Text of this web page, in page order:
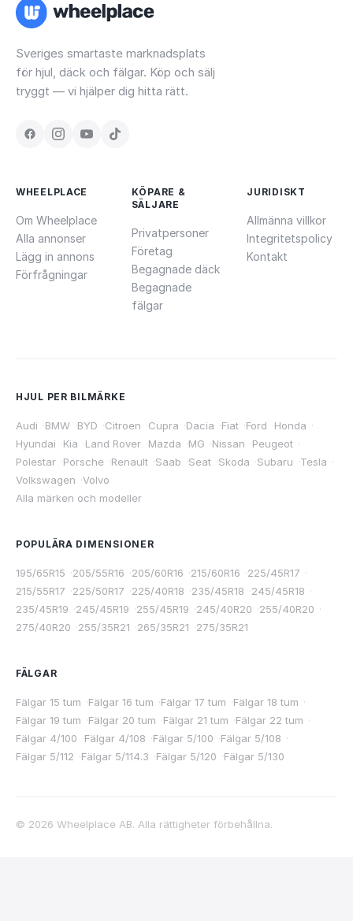
Sveriges smartaste marknadsplats
för hjul, däck och fälgar. Köp och sälj
tryggt — vi hjälper dig hitta rätt.
WHEELPLACE
Om Wheelplace
Alla annonser
Lägg in annons
Förfrågningar
KÖPARE &
SÄLJARE
Privatpersoner
Företag
Begagnade däck
Begagnade
fälgar
JURIDISKT
Allmänna villkor
Integritetspolicy
Kontakt
HJUL PER BILMÄRKE
Audi ·BMW ·BYD ·Citroen ·Cupra ·Dacia ·Fiat ·Ford ·Honda ·
Hyundai ·Kia ·Land Rover ·Mazda ·MG ·Nissan ·Peugeot ·
Polestar ·Porsche ·Renault ·Saab ·Seat ·Skoda ·Subaru ·Tesla ·
Volkswagen ·Volvo
Alla märken och modeller
POPULÄRA DIMENSIONER
195/65R15 ·205/55R16 ·205/60R16 ·215/60R16 ·225/45R17 ·
215/55R17 ·225/50R17 ·225/40R18 ·235/45R18 ·245/45R18 ·
235/45R19 ·245/45R19 ·255/45R19 ·245/40R20 ·255/40R20 ·
275/40R20 ·255/35R21 ·265/35R21 ·275/35R21
FÄLGAR
Fälgar 15 tum ·Fälgar 16 tum ·Fälgar 17 tum ·Fälgar 18 tum ·
Fälgar 19 tum ·Fälgar 20 tum ·Fälgar 21 tum ·Fälgar 22 tum ·
Fälgar 4/100 ·Fälgar 4/108 ·Fälgar 5/100 ·Fälgar 5/108 ·
Fälgar 5/112 ·Fälgar 5/114.3 ·Fälgar 5/120 ·Fälgar 5/130
© 2026 Wheelplace AB. Alla rättigheter förbehållna.